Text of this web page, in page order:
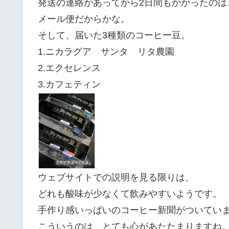
発送の連絡があってから2日間もかかったのは
メール便だからかな。
そして、届いた3種類のコーヒー豆。
1.ニカラグア サンタ リタ農園
2.エクセレンス
3.カフェティン
ウェブサイトでの説明を見る限りは、
どれも酸味が少なくて飲みやすいようです。
手作り感いっぱいのコーヒー新聞がついていま
こういうのは、とても心があたたまりますね。